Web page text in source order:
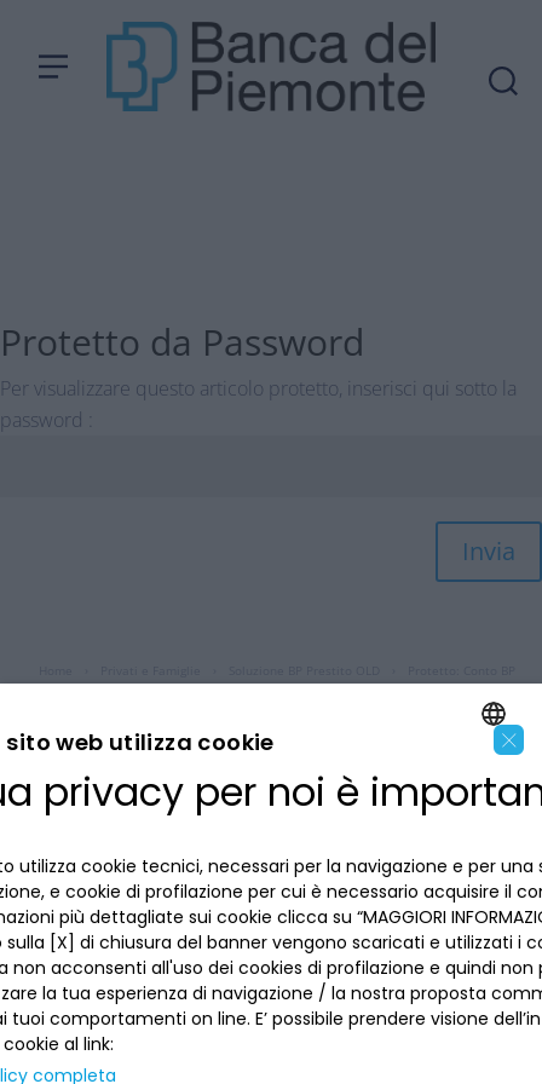
Protetto da Password
Per visualizzare questo articolo protetto, inserisci qui sotto la
password :
Invia
LA BANCA
Dove siamo
Lavora con noi
Reclami
Numeri utili
INFORMAZIONI PER IL CLIENTE
Privacy
La tua scelta sui cookies
Informativa al pubblico
Sepa
ACCESSIBILITÀ E APP
SEGUICI SUI SOCIAL
ENGLISH
×
sito web utilizza cookie
privacy per noi è
utilizza cookie tecnici, necessari per la navigazione e per una
e cookie di profilazione per cui è necessario acquisire il
più dettagliate sui cookie clicca su “MAGGIORI
[X] di chiusura del banner vengono scaricati e utilizzati i
non acconsenti all'uso dei cookies di profilazione e quindi non
la tua esperienza di navigazione / la nostra proposta
tuoi comportamenti on line. E’ possibile prendere visione
al link:
completa